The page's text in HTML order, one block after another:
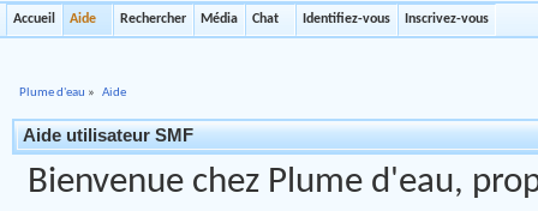
Accueil Aide Rechercher Média Chat Identifiez-vous Inscrivez-vous
Plume d'eau » Aide
Aide utilisateur SMF
Bienvenue chez Plume d'eau,